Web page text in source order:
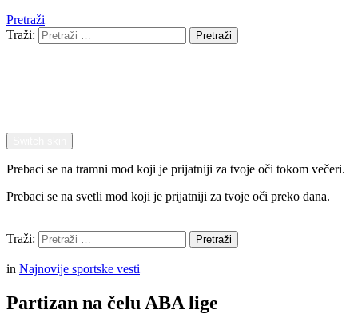
Pretraži
Traži:
Pretraži
Prebaci se na tramni mod koji je prijatniji za tvoje oči tokom večeri.
Prebaci se na svetli mod koji je prijatniji za tvoje oči preko dana.
Traži:
Pretraži
in Najnovije sportske vesti
Partizan na čelu ABA lige